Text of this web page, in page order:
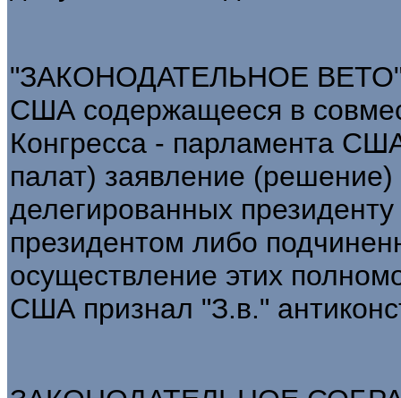
"ЗАКОНОДАТЕЛЬНОЕ ВЕТО" -
США содержащееся в
Конгресса - парламента
палат) заявление
делегированных
президентом либо
осуществление этих
США признал "З.в."